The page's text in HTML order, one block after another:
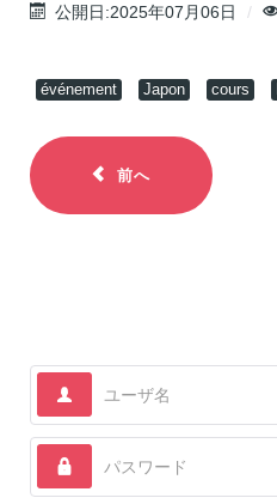
公開日:2025年07月06日
événement Japon cours
前へ
ユーザ名
パスワード